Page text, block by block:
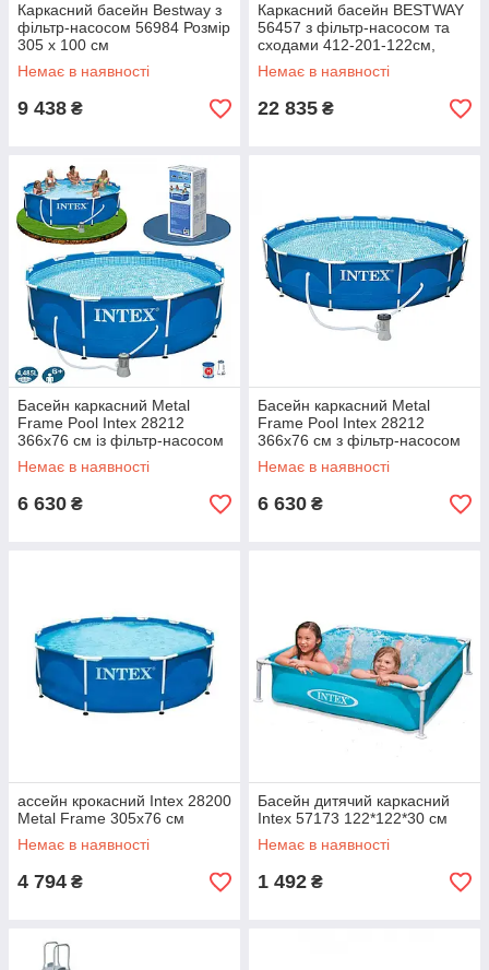
Каркасний басейн Bestway з
фільтр-насосом 56984 Розмір
305 х 100 см
Немає в наявності
9 438 ₴
Каркасний басейн BESTWAY
56457 з фільтр-насосом та
сходами 412-201-122см,
Немає в наявності
22 835 ₴
Басейн каркасний Metal
Frame Pool Intex 28212
366х76 см із фільтр-насосом
Немає в наявності
6 630 ₴
Басейн каркасний Metal
Frame Pool Intex 28212
366х76 см з фільтр-насосом
Немає в наявності
6 630 ₴
accейн крокacний Intex 28200
Metal Frame 305x76 см
Немає в наявності
4 794 ₴
Басейн дитячий каркасний
Intex 57173 122*122*30 см
Немає в наявності
1 492 ₴